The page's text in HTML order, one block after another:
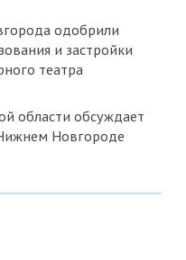
одобрили
и застройки
театра
области обсуждает
Новгороде